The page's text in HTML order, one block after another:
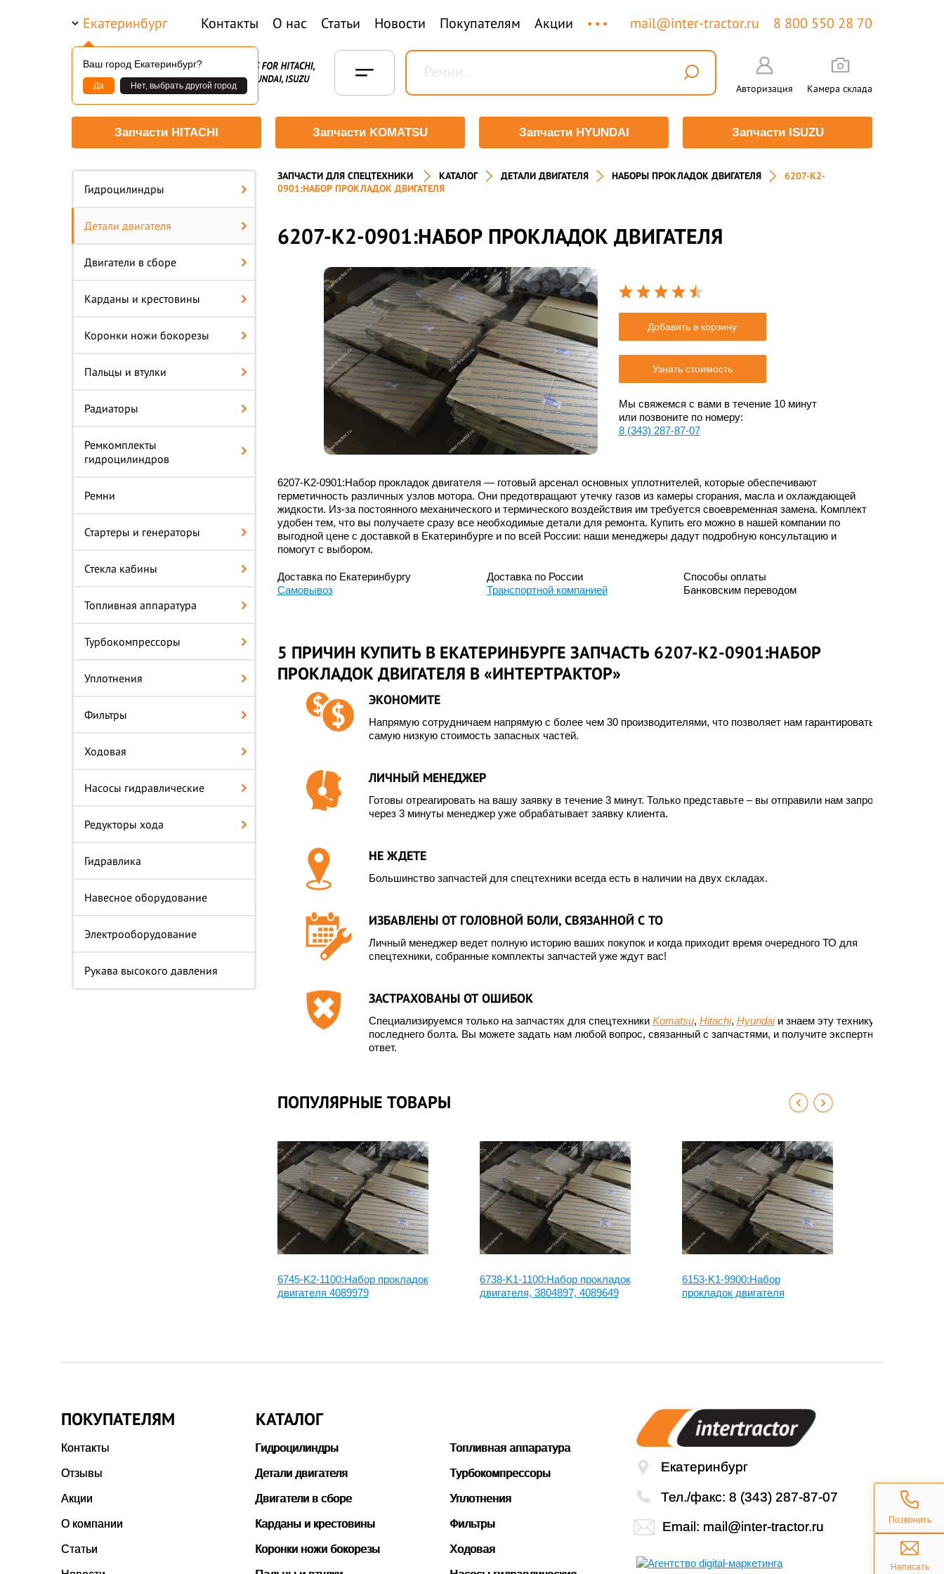
Екатеринбург
Ваш город Екатеринбург?
Да Нет, выбрать другой город
Контакты О нас Статьи Новости Покупателям Акции ... mail@inter-tractor.ru 8 800 550 28 70
Авторизация Камера склада
Запчасти HITACHI Запчасти KOMATSU Запчасти HYUNDAI Запчасти ISUZU
Гидроцилиндры
Детали двигателя
Двигатели в сборе
Карданы и крестовины
Коронки ножи бокорезы
Пальцы и втулки
Радиаторы
Ремкомплекты
гидроцилиндров
Ремни
Стартеры и генераторы
Стекла кабины
Топливная аппаратура
Турбокомпрессоры
Уплотнения
Фильтры
Ходовая
Насосы гидравлические
Редукторы хода
Гидравлика
Навесное оборудование
Электрооборудование
Рукава высокого давления
ЗАПЧАСТИ ДЛЯ СПЕЦТЕХНИКИ КАТАЛОГ ДЕТАЛИ ДВИГАТЕЛЯ НАБОРЫ ПРОКЛАДОК ДВИГАТЕЛЯ
6207-K2-
0901:НАБОР ПРОКЛАДОК ДВИГАТЕЛЯ
6207-K2-0901:НАБОР ПРОКЛАДОК ДВИГАТЕЛЯ
Добавить в корзину
Узнать стоимость
Мы свяжемся с вами в течение 10 минут
или позвоните по номеру:
8 (343) 287-87-07
6207-K2-0901:Набор прокладок двигателя — готовый арсенал основных уплотнителей, которые обеспечивают
герметичность различных узлов мотора. Они предотвращают утечку газов из камеры сгорания, масла и охлаждающей
жидкости. Из-за постоянного механического и термического воздействия им требуется своевременная замена. Комплект
удобен тем, что вы получаете сразу все необходимые детали для ремонта. Купить его можно в нашей компании по
выгодной цене с доставкой в Екатеринбурге и по всей России: наши менеджеры дадут подробную консультацию и
помогут с выбором.
Доставка по Екатеринбургу
Самовывоз
Доставка по России
Транспортной компанией
Способы оплаты
Банковским переводом
5 ПРИЧИН КУПИТЬ В ЕКАТЕРИНБУРГЕ ЗАПЧАСТЬ 6207-K2-0901:НАБОР
ПРОКЛАДОК ДВИГАТЕЛЯ В «ИНТЕРТРАКТОР»
ЭКОНОМИТЕ
Напрямую сотрудничаем напрямую с более чем 30 производителями, что позволяет нам гарантировать
самую низкую стоимость запасных частей.
ЛИЧНЫЙ МЕНЕДЖЕР
Готовы отреагировать на вашу заявку в течение 3 минут. Только представьте – вы отправили нам запрос, а
через 3 минуты менеджер уже обрабатывает заявку клиента.
НЕ ЖДЕТЕ
Большинство запчастей для спецтехники всегда есть в наличии на двух складах.
ИЗБАВЛЕНЫ ОТ ГОЛОВНОЙ БОЛИ, СВЯЗАННОЙ С ТО
Личный менеджер ведет полную историю ваших покупок и когда приходит время очередного ТО для
спецтехники, собранные комплекты запчастей уже ждут вас!
ЗАСТРАХОВАНЫ ОТ ОШИБОК
Специализируемся только на запчастях для спецтехники Komatsu, Hitachi, Hyundaiи знаем эту технику до
последнего болта. Вы можете задать нам любой вопрос, связанный с запчастями, и получите экспертный
ответ.
ПОПУЛЯРНЫЕ ТОВАРЫ
6745-K2-1100:Набор прокладок
двигателя 4089979
6738-K1-1100:Набор прокладок
двигателя, 3804897, 4089649
6153-K1-9900:Набор
прокладок двигателя
ПОКУПАТЕЛЯМ
Контакты
Отзывы
Акции
О компании
Статьи
КАТАЛОГ
Гидроцилиндры
Детали двигателя
Двигатели в сборе
Карданы и крестовины
Коронки ножи бокорезы
Топливная аппаратура
Турбокомпрессоры
Уплотнения
Фильтры
Ходовая
Екатеринбург
Тел./факс: 8 (343) 287-87-07
Email: mail@inter-tractor.ru Позвонить
Написать